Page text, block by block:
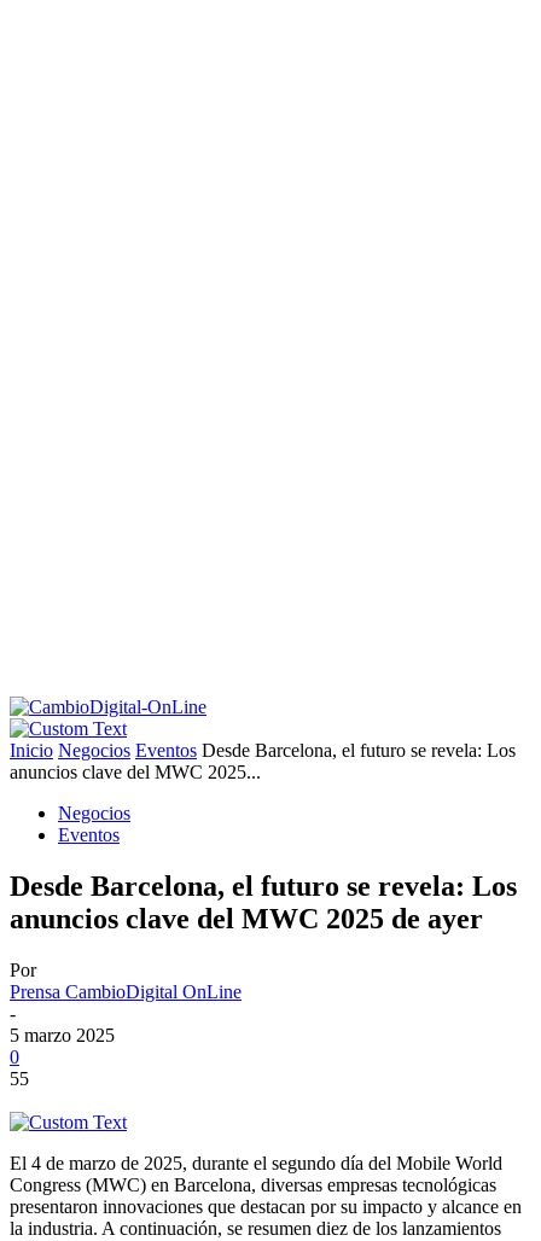
Inicio Negocios Eventos Desde Barcelona, el futuro se revela: Los
anuncios clave del MWC 2025...
Negocios
Eventos
Desde Barcelona, el futuro se revela: Los
anuncios clave del MWC 2025 de ayer
Por
Prensa CambioDigital OnLine
-
5 marzo 2025
0
55
El 4 de marzo de 2025, durante el segundo día del Mobile World
Congress (MWC) en Barcelona, diversas empresas tecnológicas
presentaron innovaciones que destacan por su impacto y alcance en
la industria. A continuación, se resumen diez de los lanzamientos